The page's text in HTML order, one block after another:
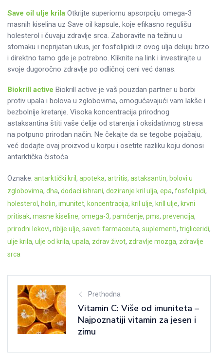
Save oil ulje krila Otkrijte superiornu apsorpciju omega-3
masnih kiselina uz Save oil kapsule, koje efikasno regulišu
holesterol i čuvaju zdravlje srca. Zaboravite na težinu u
stomaku i neprijatan ukus, jer fosfolipidi iz ovog ulja deluju brzo
i direktno tamo gde je potrebno. Kliknite na link i investirajte u
svoje dugoročno zdravlje po odličnoj ceni već danas.
Biokrill active Biokrill active je vaš pouzdan partner u borbi
protiv upala i bolova u zglobovima, omogućavajući vam lakše i
bezbolnije kretanje. Visoka koncentracija prirodnog
astaksantina štiti vaše ćelije od starenja i oksidativnog stresa
na potpuno prirodan način. Ne čekajte da se tegobe pojačaju,
već dodajte ovaj proizvod u korpu i osetite razliku koju donosi
antarktička čistoća.
Oznake: antarktički kril , apoteka, artritis, astaksantin, bolovi u
zglobovima, dha, dodaci ishrani, doziranje kril ulja, epa, fosfolipidi
holesterol , holin, imunitet, koncentracija, kril ulje, krill ulje, krvni
pritisak, masne kiseline, omega-3, pamćenje, pms, prevencija
prirodni lekovi, riblje ulje, saveti farmaceuta, suplementi, trigliceridi
ulje krila, ulje od krila, upala, zdrav život, zdravlje mozga, zdravlje
srca
Prethodna
Vitamin C: Više od imuniteta –
Najpoznatiji vitamin za jesen i
zimu